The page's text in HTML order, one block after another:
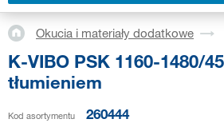
Okucia i materiały dodatkowe
K-VIBO PSK 1160-1480/
tłumieniem
Kod asortymentu 260444